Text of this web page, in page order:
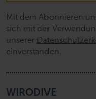
Mit dem Abonnieren
sich mit der
unserer
einverstanden.
WIRODIVE